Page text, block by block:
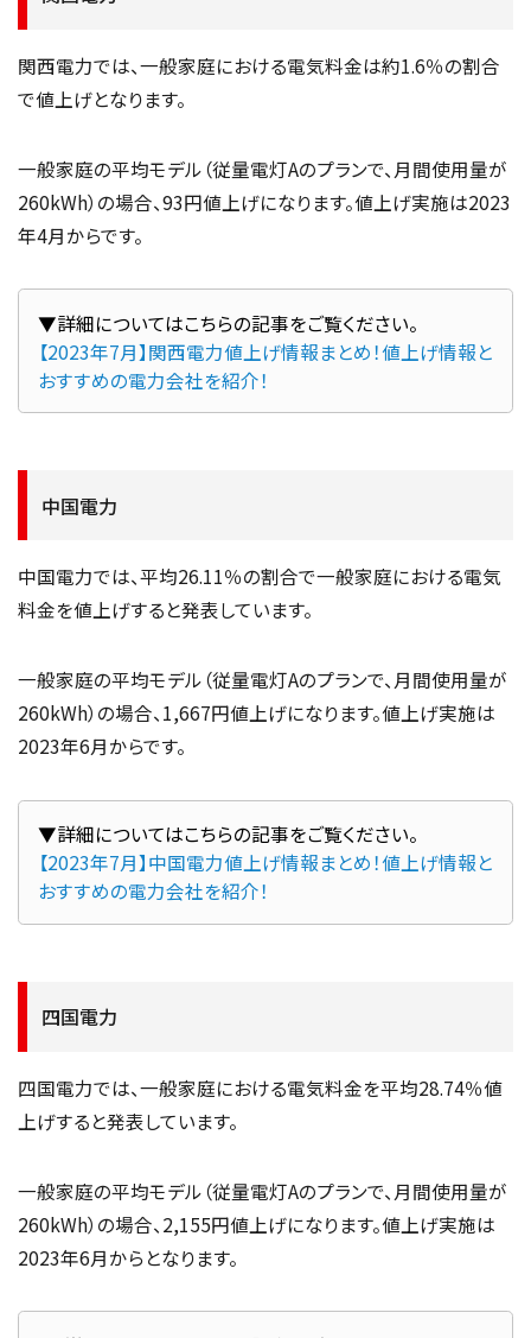
関西電力では、一般家庭における電気料金は約1.6％の割合
で値上げとなります。
一般家庭の平均モデル（従量電灯Aのプランで、月間使用量が
260kWh）の場合、93円値上げになります。値上げ実施は2023
年4月からです。
【2023年7月】関西電力値上げ情報まとめ！値上げ情報と
おすすめの電力会社を紹介！
中国電力
中国電力では、平均26.11％の割合で一般家庭における電気
料金を値上げすると発表しています。
一般家庭の平均モデル（従量電灯Aのプランで、月間使用量が
260kWh）の場合、1,667円値上げになります。値上げ実施は
2023年6月からです。
【2023年7月】中国電力値上げ情報まとめ！値上げ情報と
おすすめの電力会社を紹介！
四国電力
四国電力では、一般家庭における電気料金を平均28.74％値
上げすると発表しています。
一般家庭の平均モデル（従量電灯Aのプランで、月間使用量が
260kWh）の場合、2,155円値上げになります。値上げ実施は
2023年6月からとなります。